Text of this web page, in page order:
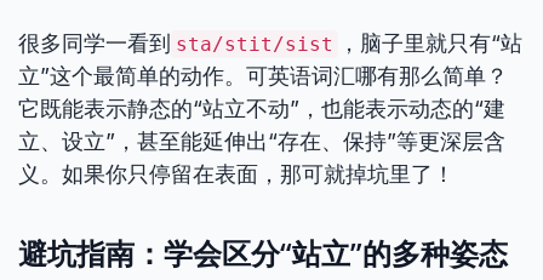
很多同学一看到 sta/stit/sist
，脑子里就只有“站
立”这个最简单的动作。可英语词汇哪有那么简单？
它既能表示静态的“站立不动”，也能表示动态的“建
立、设立”，甚至能延伸出“存在、保持”等更深层含
义。如果你只停留在表面，那可就掉坑里了！
避坑指南：学会区分“站立”的多种姿态